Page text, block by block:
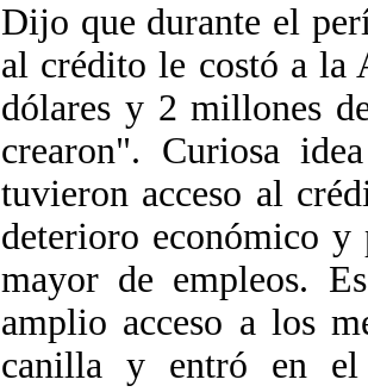
Dijo que durante el
al crédito le costó a la
dólares y 2 millones
crearon". Curiosa
tuvieron acceso al
deterioro económico y
mayor de empleos.
amplio acceso a los
canilla y entró en el